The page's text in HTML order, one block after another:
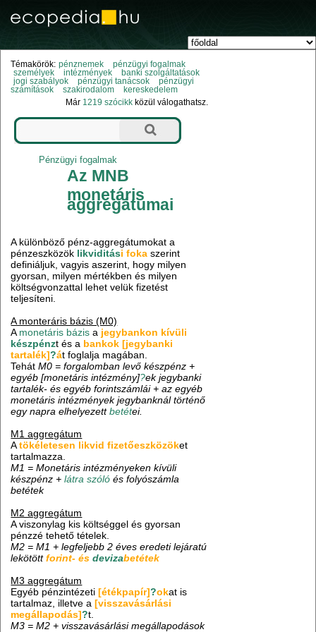
Témakörök: pénznemek
pénzügyi fogalmak
személyek
intézmények
banki szolgáltatások
jogi szabályok
pénzügyi tanácsok
pénzügyi
számítások
szakirodalom
kereskedelem
Már 1219 szócikk közül válogathatsz.
Pénzügyi fogalmak
Az MNB
monetáris
aggregátumai
A különböző pénz-aggregátumokat a
pénzeszközök likviditási foka szerint
definiáljuk, vagyis aszerint, hogy milyen
gyorsan, milyen mértékben és milyen
költségvonzattal lehet velük fizetést
teljesíteni.
A monteráris bázis (M0)
A monetáris bázis a jegybankon kívüli
készpénzt és a bankok [jegybanki
tartalék]?át foglalja magában.
TehátM0 = forgalomban levő készpénz +
egyéb [monetáris intézmény]?ek jegybanki
tartalék- és egyéb forintszámlái + az egyéb
monetáris intézmények jegybanknál történő
egy napra elhelyezettbetétei.
M1 aggregátum
Atökéletesen likvid fizetőeszközöket
tartalmazza.
M1 = Monetáris intézményeken kívüli
készpénz +látra szóló és folyószámla
betétek
M2 aggregátum
A viszonylag kis költséggel és gyorsan
pénzzé tehető tételek.
M2 = M1 + legfeljebb 2 éves eredeti lejáratú
lekötöttforint- ésdevizabetétek
M3 aggregátum
Egyéb pénzintézeti[étékpapír]?okat is
tartalmaz, illetve a[visszavásárlási
megállapodás]?t.
M3 = M2 + visszavásárlási megállapodások